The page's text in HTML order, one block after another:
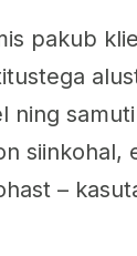
pakub
ning
siinkohal,
–